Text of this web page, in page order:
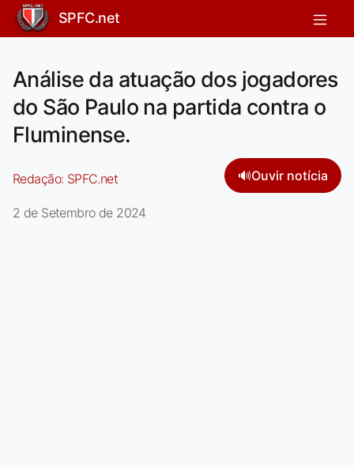
SPFC.net
Análise da atuação dos jogadores
do São Paulo na partida contra o
Fluminense.
Redação: SPFC.net 🔊Ouvir notícia
2 de Setembro de 2024